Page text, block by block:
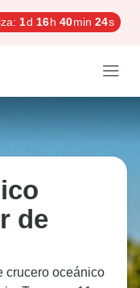
1d 16h 40min 23s
de
crucero oceánico